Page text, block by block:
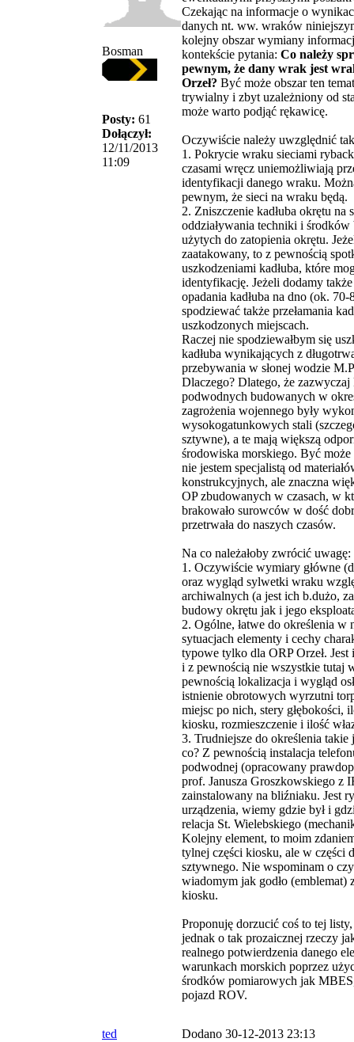
Bosman
Posty: 61
Dołączył:
12/11/2013
11:09
Czekając na informacje o
danych nt. ww. wraków
kolejny obszar wymiany
kontekście pytania: Co należy
pewnym, że dany wrak jest
Orzeł? Być może obszar ten
trywialny i zbyt uzależniony od
może warto podjąć rękawicę.
Oczywiście należy uwzględnić
1. Pokrycie wraku sieciami
czasami wręcz uniemożliwiają
identyfikacji danego wraku.
pewnym, że sieci na wraku będą.
2. Zniszczenie kadłuba okrętu na
oddziaływania techniki i
użytych do zatopienia okrętu.
zaatakowany, to z pewnością
uszkodzeniami kadłuba, które
identyfikację. Jeżeli dodamy także
opadania kadłuba na dno (ok. 70-
spodziewać także przełamania
uszkodzonych miejscach.
Raczej nie spodziewałbym się
kadłuba wynikających z
przebywania w słonej wodzie
Dlaczego? Dlatego, że zazwyczaj
podwodnych budowanych w
zagrożenia wojennego były
wysokogatunkowych stali
sztywne), a te mają większą
środowiska morskiego. Być
nie jestem specjalistą od
konstrukcyjnych, ale znaczna
OP zbudowanych w czasach, w
brakowało surowców w dość
przetrwała do naszych czasów.
Na co należałoby zwrócić uwagę:
1. Oczywiście wymiary główne
oraz wygląd sylwetki wraku
archiwalnych (a jest ich b.dużo,
budowy okrętu jak i jego
2. Ogólne, łatwe do określenia w
sytuacjach elementy i cechy
typowe tylko dla ORP Orzeł. Jest
i z pewnością nie wszystkie tutaj
pewnością lokalizacja i wygląd
istnienie obrotowych wyrzutni
miejsc po nich, stery głębokości,
kiosku, rozmieszczenie i ilość
3. Trudniejsze do określenia takie
co? Z pewnością instalacja
podwodnej (opracowany
prof. Janusza Groszkowskiego z
zainstalowany na bliźniaku. Jest
urządzenia, wiemy gdzie był i
relacja St. Wielebskiego
Kolejny element, to moim
tylnej części kiosku, ale w części
sztywnego. Nie wspominam o
wiadomym jak godło (emblemat)
kiosku.
Proponuję dorzucić coś to tej
jednak o tak prozaicznej rzeczy
realnego potwierdzenia danego
warunkach morskich poprzez
środków pomiarowych jak
pojazd ROV.
ted Dodano 30-12-2013 23:13